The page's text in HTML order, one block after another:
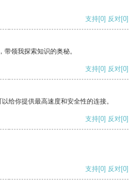
支持[0] 反对[0]
领我探索知识的奥秘。
支持[0] 反对[0]
给你提供最高速度和安全性的连接。
支持[0] 反对[0]
支持[0] 反对[0]